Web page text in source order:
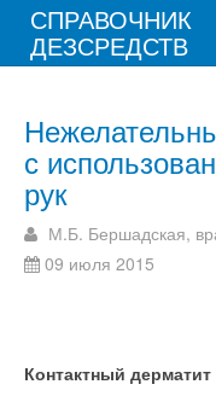
СПРАВОЧНИК
ДЕЗСРЕДСТВ
с
рук
М.Б. Бершадская,
09 июля 2015
Контактный дерматит